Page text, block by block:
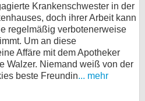
Krankenschwester in der
doch ihrer Arbeit kann
regelmäßig verbotenerweise
Um an diese
Affäre mit dem Apotheker
Walzer. Niemand weiß von der
beste Freundin... mehr